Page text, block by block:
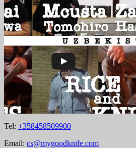
Tel: +358458509900
Email: cs@mygoodknife.com